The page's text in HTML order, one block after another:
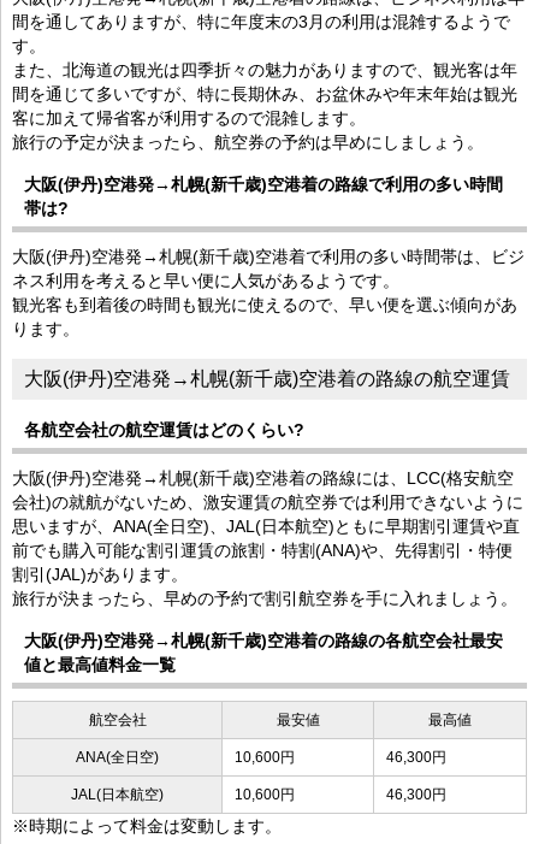
間を通してありますが、特に年度末の3月の利用は混雑するようで
す。
また、北海道の観光は四季折々の魅力がありますので、観光客は年
間を通じて多いですが、特に長期休み、お盆休みや年末年始は観光
客に加えて帰省客が利用するので混雑します。
旅行の予定が決まったら、航空券の予約は早めにしましょう。
大阪(伊丹)空港発→札幌(新千歳)空港着の路線で利用の多い時間
帯は?
大阪(伊丹)空港発→札幌(新千歳)空港着で利用の多い時間帯は、ビジ
ネス利用を考えると早い便に人気があるようです。
観光客も到着後の時間も観光に使えるので、早い便を選ぶ傾向があ
ります。
大阪(伊丹)空港発→札幌(新千歳)空港着の路線の航空運賃
各航空会社の航空運賃はどのくらい?
大阪(伊丹)空港発→札幌(新千歳)空港着の路線には、LCC(格安航空
会社)の就航がないため、激安運賃の航空券では利用できないように
思いますが、ANA(全日空)、JAL(日本航空)ともに早期割引運賃や直
前でも購入可能な割引運賃の旅割・特割(ANA)や、先得割引・特便
割引(JAL)があります。
旅行が決まったら、早めの予約で割引航空券を手に入れましょう。
大阪(伊丹)空港発→札幌(新千歳)空港着の路線の各航空会社最安
値と最高値料金一覧
航空会社 最安値 最高値
ANA(全日空) 10,600円 46,300円
JAL(日本航空) 10,600円 46,300円
※時期によって料金は変動します。